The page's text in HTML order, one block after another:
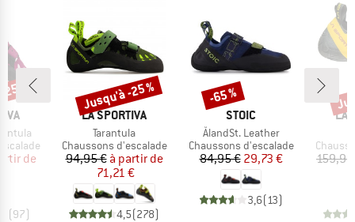
réduit
de
(97)
%
MARQUE
LA SPORTIVA
Article
Tarantula
Product group
Chaussons d'escalade
Prix
94,95 € Prix réduit
à partir de
71,21 €
4,5(278)
Remise
Jusqu'à -25 %
MARQUE
STOIC
Article
ÅlandSt. Leather
Product group
Chaussons d'escalade
Prix
84,95 €Prix réduit
29,73 €
3,6(13)
Remise
-65 %
LA